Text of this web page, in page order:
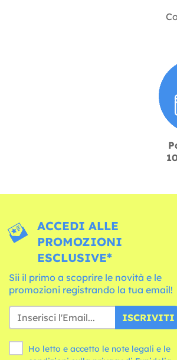
ACCEDI ALLE
PROMOZIONI
ESCLUSIVE*
Sii il primo a scoprire le novità e le
promozioni registrando la tua email!
ISCRIVITI
Ho letto e accetto le note legali e le